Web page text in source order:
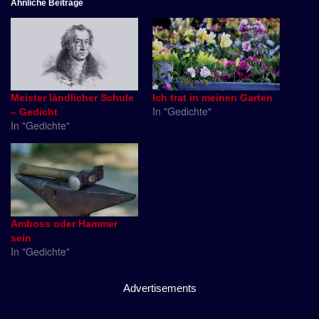
Ähnliche Beiträge
Meister ländlicher Schule
– Gedicht
In "Gedichte"
Ich trat in meinen Garten
In "Gedichte"
Amboss oder Hammer
sein
In "Gedichte"
Advertisements